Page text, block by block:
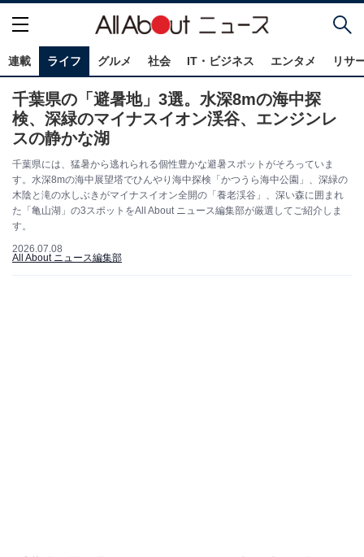
連載 ライフ グルメ 社会 IT・ビジネス エンタメ リサ
千葉県の「避暑地」3選。水深8mの海中探
検、深緑のマイナスイオン渓谷、エンジンレ
スの静かな湖
千葉県には、猛暑から逃れられる個性豊かな避暑スポットがそろっていま
す。水深8mの海中展望塔でひんやり海中探検「かつうら海中公園」、深緑の
木陰と滝の水しぶきがマイナスイオン全開の「養老渓谷」、深い森に囲まれ
た「亀山湖」の3スポットをAll About ニュース編集部が厳選してご紹介しま
す。
2026.07.08
All About ニュース編集部